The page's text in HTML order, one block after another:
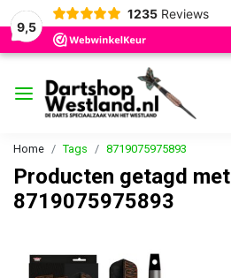
9,5
1235 Reviews
Home Tags 8719075975893
Producten getagd met
8719075975893